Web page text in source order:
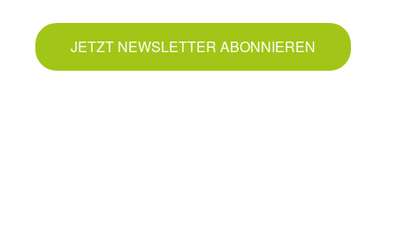
JETZT NEWSLETTER ABONNIEREN